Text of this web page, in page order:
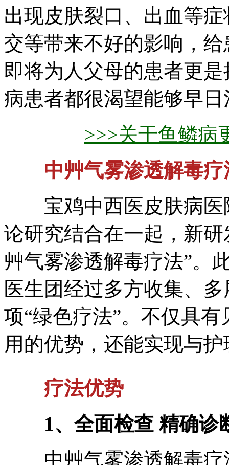
出现皮肤裂口、出血等
交等带来不好的影响，
即将为人父母的患者更
病患者都很渴望能够早
>>>关于鱼鳞病
中艸气雾渗透解毒
宝鸡中西医皮肤病医
论研究结合在一起，新
艸气雾渗透解毒疗法”。
医生团经过多方收集、
项“绿色疗法”。不仅具
用的优势，还能实现与
疗法优势
1、全面检查 精确诊
中艸气雾渗透解毒疗